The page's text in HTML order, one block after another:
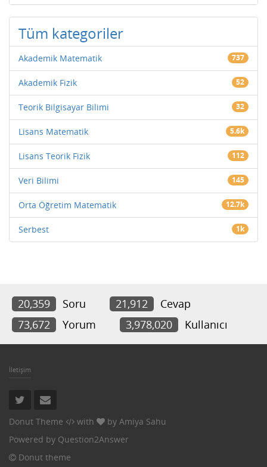
Tüm kategoriler
Akademik Matematik 737
Akademik Fizik 52
Teorik Bilgisayar Bilimi 32
Lisans Matematik 5.6k
Lisans Teorik Fizik 112
Veri Bilimi 145
Orta Öğretim Matematik 12.7k
Serbest 1k
20,359 Soru 21,912
Cevap
73,672
Yorum 3,978,020 Kullanıcı
İletişim
Donut Theme with by Amiya Sahu
Powered by Question2Answer
Donut theme